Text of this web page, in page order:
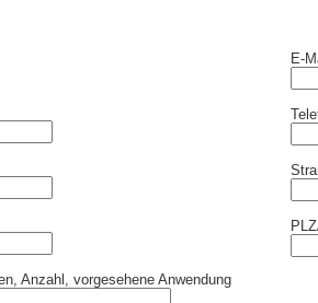
Anzahl, vorgesehene Anwendung
E-